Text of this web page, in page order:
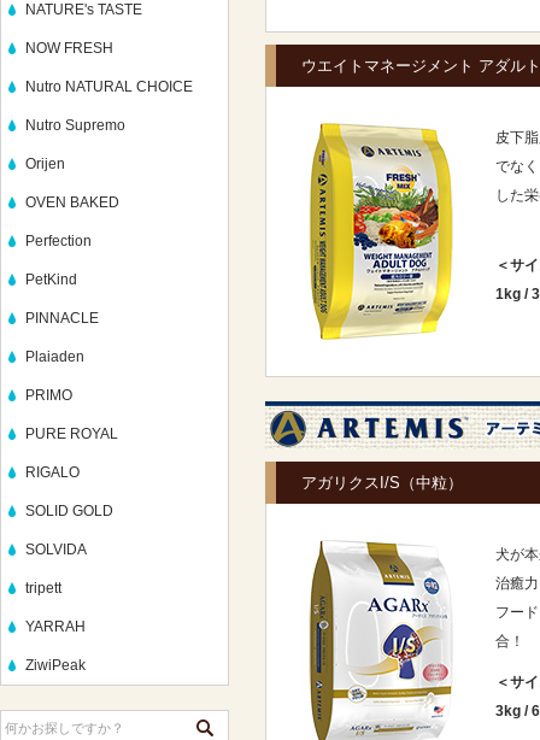
NATURE's TASTE
NOW FRESH
Nutro NATURAL CHOICE
Nutro Supremo
Orijen
OVEN BAKED
Perfection
PetKind
PINNACLE
Plaiaden
PRIMO
PURE ROYAL
RIGALO
SOLID GOLD
SOLVIDA
tripett
YARRAH
ZiwiPeak
ウエイトマネージメント アダル
皮下
でな
した
＜サ
1kg /
アガリクスI/S（中粒）
犬が
治癒
フー
合！
＜サ
3kg /